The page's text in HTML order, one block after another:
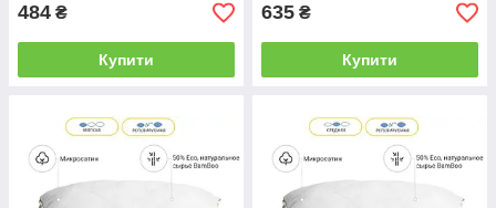
484 ₴
Купити
635 ₴
Купити